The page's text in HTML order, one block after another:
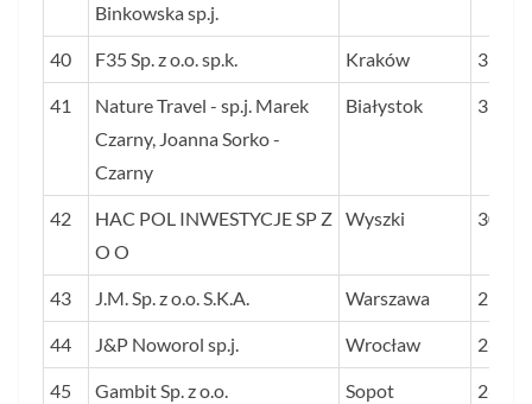
Binkowska sp.j.
40 F35 Sp. z o.o. sp.k. Kraków 31
41
Nature Travel - sp.j. Marek
Czarny, Joanna Sorko -
Czarny
Białystok 31
42
HAC POL INWESTYCJE SP Z
O O
Wyszki 30
43 J.M. Sp. z o.o. S.K.A. Warszawa 29
44 J&P Noworol sp.j. Wrocław 26
45 Gambit Sp. z o.o. Sopot 26